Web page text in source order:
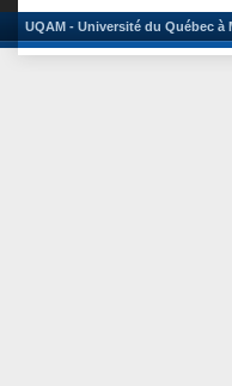
UQAM - Université du Québec à